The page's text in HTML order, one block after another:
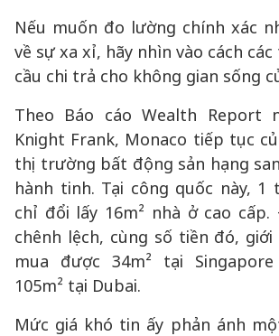
Nếu muốn đo lường chính xác
về sự xa xỉ, hãy nhìn vào cách
cầu chi trả cho không gian sống
Theo Báo cáo Wealth Report
Knight Frank, Monaco tiếp tục
thị trường bất động sản hạng
hành tinh. Tại công quốc này, 1
chỉ đổi lấy 16m² nhà ở cao
chênh lệch, cùng số tiền đó,
mua được 34m² tại
105m² tại Dubai.
Mức giá khó tin ấy phản ánh